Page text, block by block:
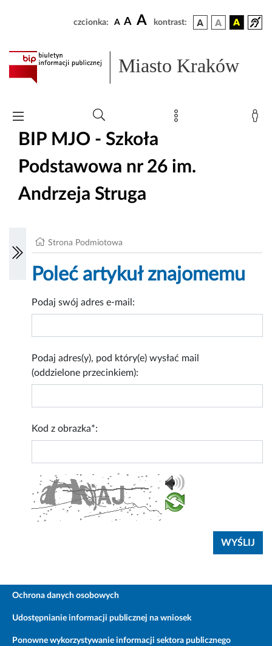
czcionka: A A A kontrast:
Miasto Kraków
BIP MJO - Szkoła
Podstawowa nr 26 im.
Andrzeja Struga
Strona Podmiotowa
Poleć artykuł znajomemu
Podaj swój adres e-mail:
Podaj adres(y), pod który(e) wysłać mail
(oddzielone przecinkiem):
Kod z obrazka*:
Ochrona danych osobowych
Udostępnianie informacji publicznej na wniosek
Ponowne wykorzystywanie informacji sektora publicznego